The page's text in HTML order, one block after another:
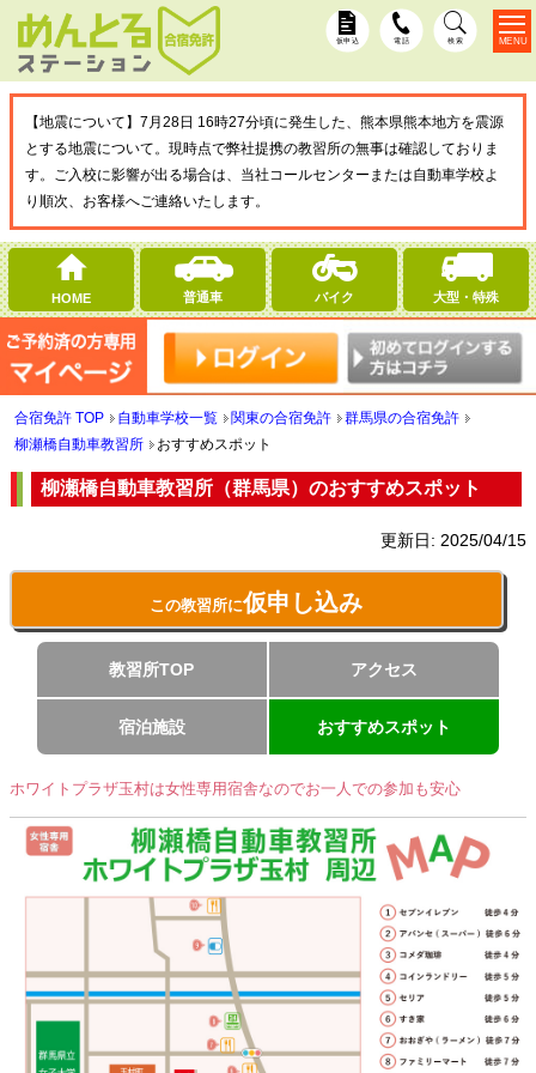
仮申込 電話 検索
【地震について】7月28日 16時27分頃に発生した、熊本県熊本地方を震源
とする地震について。現時点で弊社提携の教習所の無事は確認しておりま
す。ご入校に影響が出る場合は、当社コールセンターまたは自動車学校よ
り順次、お客様へご連絡いたします。
HOME 普通車 バイク 大型・特殊
MENU
合宿免許 TOP 自動車学校一覧 関東の合宿免許
群馬県の合宿免許
柳瀬橋自動車教習所
おすすめスポット
柳瀬橋自動車教習所（群馬県）のおすすめスポット
更新日: 2025/04/15
この教習所に仮申し込み
教習所TOP アクセス
宿泊施設 おすすめスポット
ホワイトプラザ玉村は女性専用宿舎なのでお一人での参加も安心